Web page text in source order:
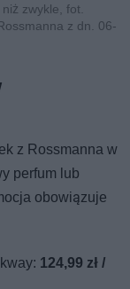
zwykle, fot.
z dn. 06-
z Rossmanna w
perfum lub
obowiązuje
124,99 zł /